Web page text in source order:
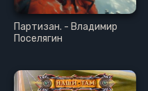
Партизан. - Владимир
Поселягин